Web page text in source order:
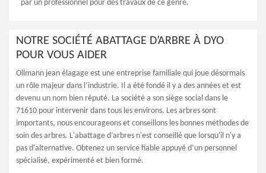
par un professionnel pour des travaux de ce genre.
NOTRE SOCIÉTÉ ABATTAGE D’ARBRE À DYO
POUR VOUS AIDER
Ollmann jean élagage est une entreprise familiale qui joue désormais
un rôle majeur dans l’industrie. Il a été fondé il y a des années et est
devenu un nom bien réputé. La société a son siège social dans le
71610 pour intervenir dans tous les environs. Les arbres sont
importants, nous encourageons et conseillons les bonnes méthodes de
soin des arbres. L'abattage d’arbres n'est conseillé que lorsqu'il n'y a
pas d'alternative. Obtenez un service fiable appuyé d’un personnel
spécialisé, expérimenté et bien formé.